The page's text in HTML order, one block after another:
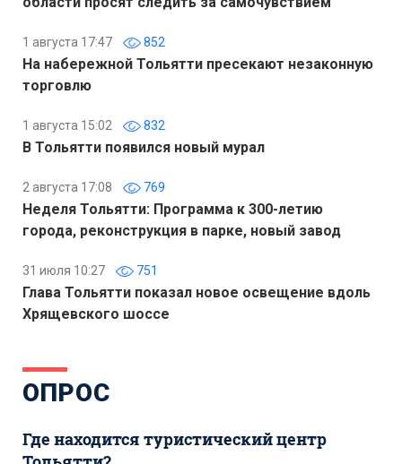
1 августа 17:47 852
На набережной Тольятти пресекают незаконную
торговлю
1 августа 15:02 832
В Тольятти появился новый мурал
2 августа 17:08 769
Неделя Тольятти: Программа к 300-летию
города, реконструкция в парке, новый завод
31 июля 10:27 751
Глава Тольятти показал новое освещение вдоль
Хрящевского шоссе
ОПРОС
Где находится туристический центр